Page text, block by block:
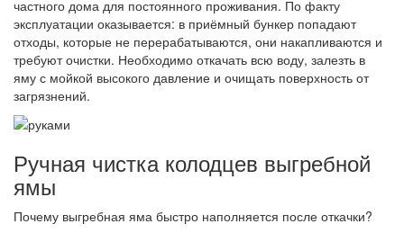
частного дома для постоянного проживания. По факту
эксплуатации оказывается: в приёмный бункер попадают
отходы, которые не перерабатываются, они накапливаются и
требуют очистки. Необходимо откачать всю воду, залезть в
яму с мойкой высокого давление и очищать поверхность от
загрязнений.
Ручная чистка колодцев выгребной
ямы
Почему выгребная яма быстро наполняется после откачки?